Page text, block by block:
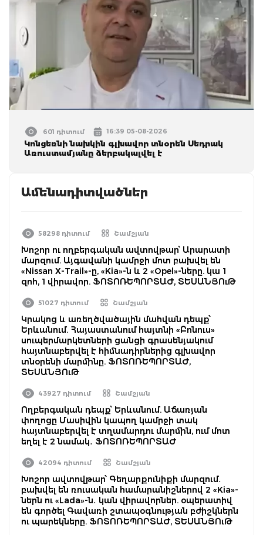
601 դիտում 16:39 05-08-2026
Կոնցեռնի նախկին գլխավոր տնօրեն Սեդրակ
Առուստամյանը ձերբակալվել է
Ամենադիտվածներ
58298 դիտում Շամշյան
Խոշոր ու ողբերգական ավտովթար՝ Արարատի
մարզում. Այգավանի կամրջի մոտ բախվել են
«Nissan X-Trail»-ը, «Kia»-ն և 2 «Opel»-ները. կա 1
զոհ, 1 վիրավոր. ՖՈՏՈՌԵՊՈՐՏԱԺ, ՏԵՍԱՆՅՈւԹ
51027 դիտում Շամշյան
Կրակոց և առեղծվածային մահվան դեպք՝
Երևանում. Հայաստանում հայտնի «Բոնուս»
սուպերմարկետների ցանցի գրասենյակում
հայտնաբերվել է հիմնադիրներից գլխավոր
տնօրենի մարմինը. ՖՈՏՈՌԵՊՈՐՏԱԺ,
ՏԵՍԱՆՅՈւԹ
43927 դիտում Շամշյան
Ողբերգական դեպք՝ Երևանում. Աճառյան
փողոցը Մասիվին կապող կամրջի տակ
հայտնաբերվել է տղամարդու մարմին, ում մոտ
եղել է 2 նամակ․ ՖՈՏՈՌԵՊՈՐՏԱԺ
42094 դիտում Շամշյան
Խոշոր ավտովթար՝ Գեղարքունիքի մարզում․
բախվել են ռուսական համարանիշներով 2 «Kia»-
ներն ու «Lada»-ն․ կան վիրավորներ. օպերատիվ
են գործել Գավառի շտապօգնության բժիշկներն
ու պարեկները. ՖՈՏՈՌԵՊՈՐՏԱԺ, ՏԵՍԱՆՅՈւԹ